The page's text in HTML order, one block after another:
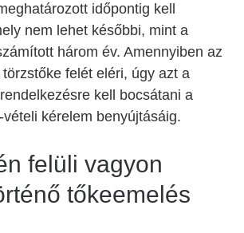
időpontig kell
nem lehet későbbi, mint a
három év. Amennyiben az
felét eléri, úgy azt a
kell bocsátani a
kérelem benyújtásáig.
felüli vagyon
tőkeemelés